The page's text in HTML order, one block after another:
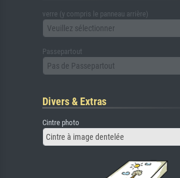
verre (y compris le panneau arrière)
Veuillez sélectionner
Passepartout
Pas de Passepartout
Divers & Extras
Cintre photo
Cintre à image dentelée